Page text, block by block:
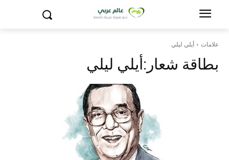
علامات أيلي ليلي
بطاقة شعار:أيلي ليلي